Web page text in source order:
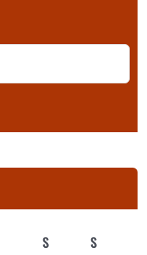
S S